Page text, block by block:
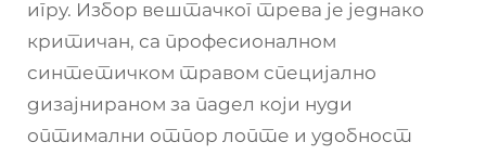
игру. Избор вештачког трева је једнако
критичан, са професионалном
синтетичком травом специјално
дизајнираном за падел који нуди
оптимални отпор лопте и удобност